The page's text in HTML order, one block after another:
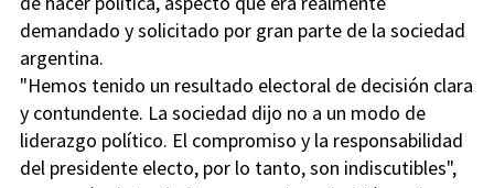
demandado y solicitado por gran parte de la sociedad
argentina.
"Hemos tenido un resultado electoral de decisión clara
y contundente. La sociedad dijo no a un modo de
liderazgo político. El compromiso y la responsabilidad
del presidente electo, por lo tanto, son indiscutibles",